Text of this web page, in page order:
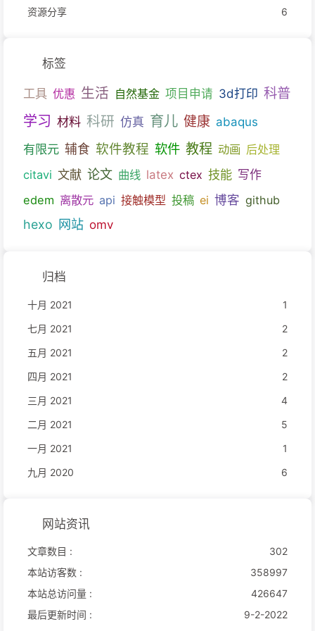
资源分享
6
标签
工具 优惠 生活 自然基金 项目申请 3d打印 科普
学习 材料 科研 仿真 育儿 健康 abaqus
有限元 辅食 软件教程 软件 教程 动画 后处理
citavi 文献 论文 曲线 latex ctex 技能 写作
edem 离散元 api 接触模型 投稿 ei 博客 github
hexo 网站 omv
归档
十月 2021
1
七月 2021
2
五月 2021
2
四月 2021
2
三月 2021
4
二月 2021
5
一月 2021
1
九月 2020
6
网站资讯
文章数目 :
302
本站访客数 :
358997
本站总访问量 :
426647
最后更新时间 :
9-2-2022